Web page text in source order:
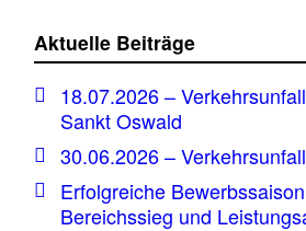
Aktuelle Beiträge
18.07.2026 –
Sankt Oswald
30.06.2026 –
Erfolgreiche
Bereichssieg und